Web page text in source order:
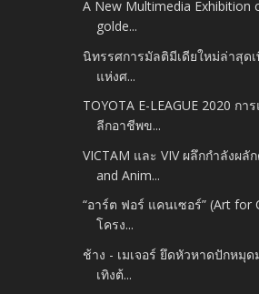
A New Multimedia Exhibition
golde...
นิทรรศการมัลติมีเดียใหม่ล่าสุด
แห่งศ...
TOYOTA E-LEAGUE 2020 ก
ลีกอาชีพข...
VICTAM และ VIV ผลึกกำลังผลั
and Anim...
“อาร์ต ฟอร์ แคนเซอร์” (Art for
โครง...
ช้าง - เมเจอร์ ยึดหัวหาดปักหมุ
เทิงต้...